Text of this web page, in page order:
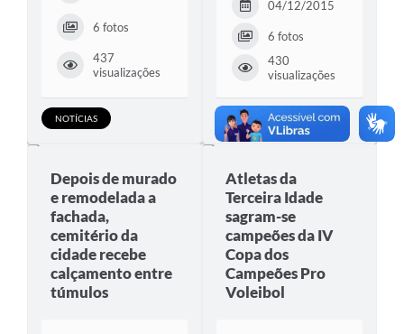
6 fotos
437
visualizações
NOTÍCIAS
04/12/2015
6 fotos
430
visualizações
NOTÍCIAS
Depois de murado
e remodelada a
fachada,
cemitério da
cidade recebe
calçamento entre
túmulos
Atletas da
Terceira Idade
sagram-se
campeões da IV
Copa dos
Campeões Pro
Voleibol